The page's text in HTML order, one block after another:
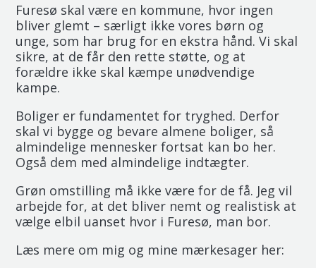
Furesø skal være en kommune, hvor ingen
bliver glemt – særligt ikke vores børn og
unge, som har brug for en ekstra hånd. Vi skal
sikre, at de får den rette støtte, og at
forældre ikke skal kæmpe unødvendige
kampe.
Boliger er fundamentet for tryghed. Derfor
skal vi bygge og bevare almene boliger, så
almindelige mennesker fortsat kan bo her.
Også dem med almindelige indtægter.
Grøn omstilling må ikke være for de få. Jeg vil
arbejde for, at det bliver nemt og realistisk at
vælge elbil uanset hvor i Furesø, man bor.
Læs mere om mig og mine mærkesager her: